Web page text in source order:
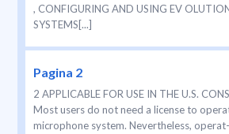
, CONFIGURING AND USING EV
SYSTEMS[...]
Pagina 2
2 APPLICABLE FOR USE IN THE U.S.
Most users do not need a license to
microphone system. Nevertheless,